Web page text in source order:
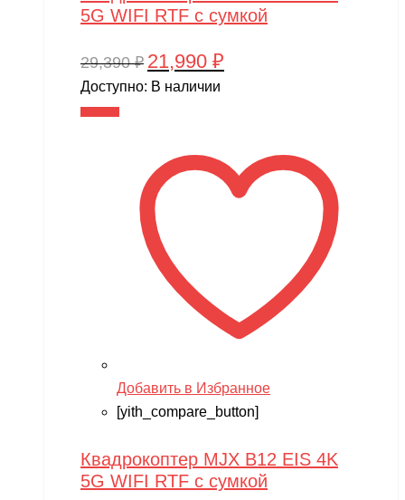
5G WIFI RTF с сумкой
29,390₽ Первоначальная
цена
21,990 ₽
Доступно: В наличии
Добавить в Избранное
[yith_compare_button]
Квадрокоптер MJX B12 EIS 4K
5G WIFI RTF с сумкой